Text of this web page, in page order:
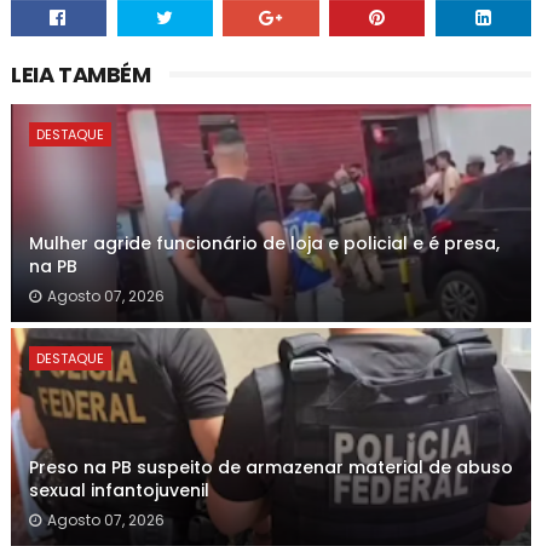
LEIA TAMBÉM
DESTAQUE
Mulher agride funcionário de loja e policial e é presa,
na PB
Agosto 07, 2026
DESTAQUE
Preso na PB suspeito de armazenar material de abuso
sexual infantojuvenil
Agosto 07, 2026